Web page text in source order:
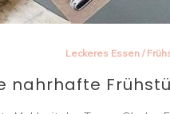
Leckeres Essen /
nahrhafte